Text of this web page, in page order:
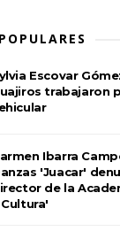
Escovar
trabajaron
Ibarra
'Juacar'
de la